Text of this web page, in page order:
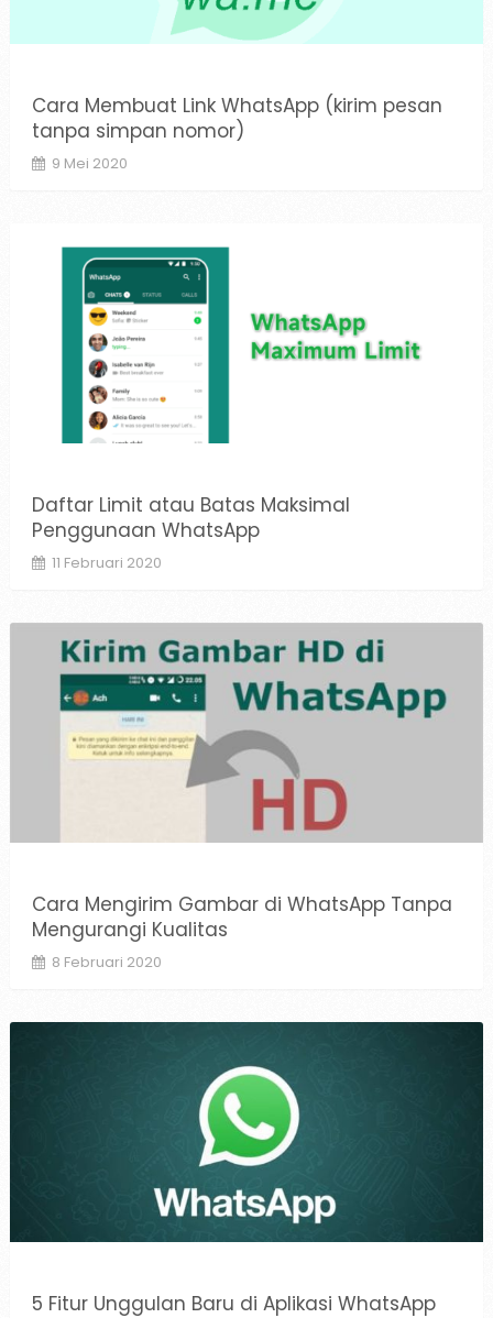
Cara Membuat Link WhatsApp (kirim pesan
tanpa simpan nomor)
9 Mei 2020
Daftar Limit atau Batas Maksimal
Penggunaan WhatsApp
11 Februari 2020
Cara Mengirim Gambar di WhatsApp Tanpa
Mengurangi Kualitas
8 Februari 2020
5 Fitur Unggulan Baru di Aplikasi WhatsApp